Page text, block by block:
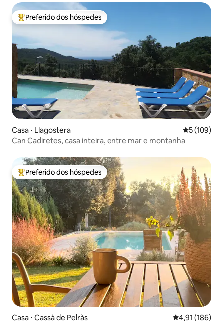
Entre os melhores preferidos dos hóspedes
Preferido dos hóspedes
Casa ⋅ Llagostera 5 de uma
5 (109)
Can Cadiretes, casa inteira, entre mar e montanha
Entre os melhores preferidos dos hóspedes
Preferido dos hóspedes
Casa ⋅ Cassà de Pelràs 4,91 de uma
4,91 (186)